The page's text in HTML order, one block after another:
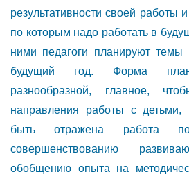
результативности своей работы
по которым надо работать в
ними педагоги планируют темы
будущий год. Форма
разнообразной, главное,
направления работы с детьми,
быть отражена работа
совершенствованию
обобщению опыта на